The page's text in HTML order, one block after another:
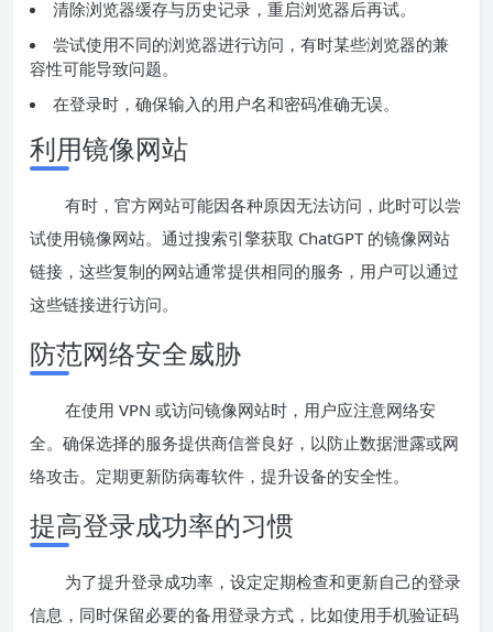
清除浏览器缓存与历史记录，重启浏览器后再试。
尝试使用不同的浏览器进行访问，有时某些浏览器的兼
容性可能导致问题。
在登录时，确保输入的用户名和密码准确无误。
利用镜像网站
有时，官方网站可能因各种原因无法访问，此时可以尝
试使用镜像网站。通过搜索引擎获取 ChatGPT 的镜像网站
链接，这些复制的网站通常提供相同的服务，用户可以通过
这些链接进行访问。
防范网络安全威胁
在使用 VPN 或访问镜像网站时，用户应注意网络安
全。确保选择的服务提供商信誉良好，以防止数据泄露或网
络攻击。定期更新防病毒软件，提升设备的安全性。
提高登录成功率的习惯
为了提升登录成功率，设定定期检查和更新自己的登录
信息，同时保留必要的备用登录方式，比如使用手机验证码